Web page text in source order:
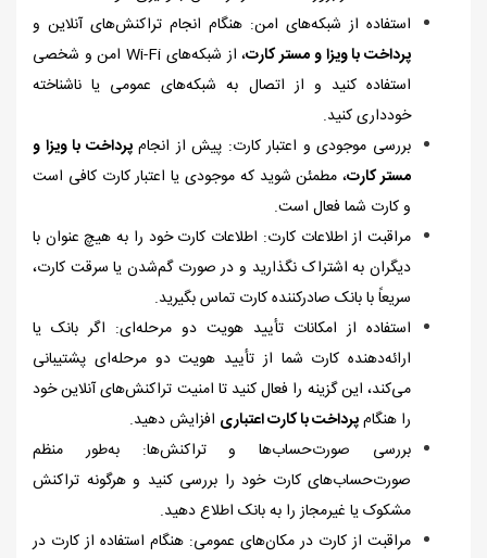
استفاده از شبکه‌های امن: هنگام انجام تراکنش‌های آنلاین و
پرداخت با ویزا و مستر کارت، از شبکه‌های Wi-Fiامن و شخصی
استفاده کنید و از اتصال به شبکه‌های عمومی یا ناشناخته
خودداری کنید.
بررسی موجودی و اعتبار کارت: پیش از انجامپرداخت با ویزا و
مستر کارت، مطمئن شوید که موجودی یا اعتبار کارت کافی است
و کارت شما فعال است.
مراقبت از اطلاعات کارت: اطلاعات کارت خود را به هیچ عنوان با
دیگران به اشتراک نگذارید و در صورت گم‌شدن یا سرقت کارت،
سریعاً با بانک صادرکننده کارت تماس بگیرید.
استفاده از امکانات تأیید هویت دو مرحله‌ای: اگر بانک یا
ارائه‌دهنده کارت شما از تأیید هویت دو مرحله‌ای پشتیبانی
می‌کند، این گزینه را فعال کنید تا امنیت تراکنش‌های آنلاین خود
را هنگامپرداخت با کارت اعتباری افزایش دهید.
بررسی صورت‌حساب‌ها و تراکنش‌ها: به‌طور منظم
صورت‌حساب‌های کارت خود را بررسی کنید و هرگونه تراکنش
مشکوک یا غیرمجاز را به بانک اطلاع دهید.
مراقبت از کارت در مکان‌های عمومی: هنگام استفاده از کارت در